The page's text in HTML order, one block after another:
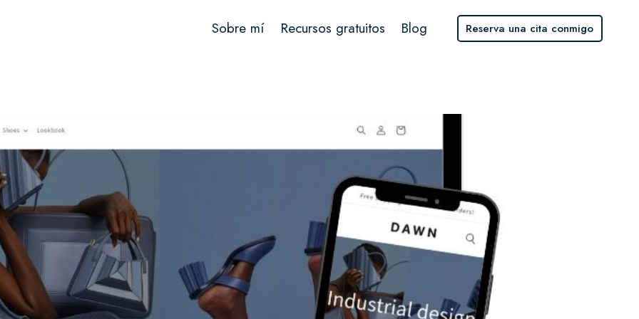
Sobre mí Recursos gratuitos Blog Reserva una cita conmigo